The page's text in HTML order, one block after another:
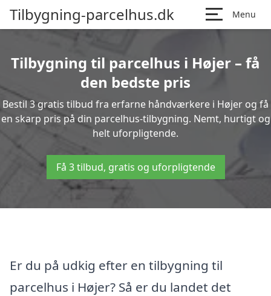
Tilbygning-parcelhus.dk Menu
Tilbygning til parcelhus i Højer – få
den bedste pris
Bestil 3 gratis tilbud fra erfarne håndværkere i Højer og få
en skarp pris på din parcelhus-tilbygning. Nemt, hurtigt og
helt uforpligtende.
Få 3 tilbud, gratis og uforpligtende
Er du på udkig efter en tilbygning til
parcelhus i Højer? Så er du landet det